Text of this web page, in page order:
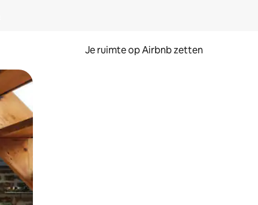
Je ruimte op Airbnb zetten